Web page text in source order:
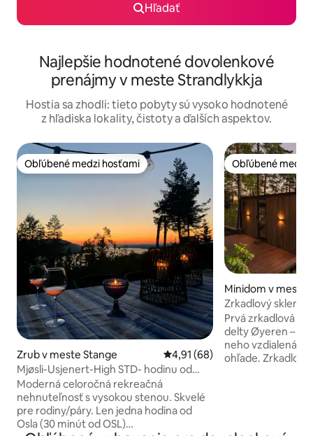
Hľadať
Najlepšie hodnotené dovolenkové
prenájmy v meste Strandlykkja
Hostia sa zhodli: tieto pobyty sú vysoko hodnotené
z hľadiska lokality, čistoty a ďalších aspektov.
Obľúbené medzi hosťami
Obľúbené medzi hosťami
Zrub v meste Stange Priemerné ohodnotenie 4,91
4,91 (68)
Mjøsli-Usjenert-High STD- hodinu od
Osla.
Moderná celoročná rekreačná
nehnuteľnosť s vysokou stenou. Skvelé
pre rodiny/páry. Len jedna hodina od
Osla (30 minút od OSL)
Obľúbené medzi
Obľúbené medzi
Minidom v meste
Zrkadlový
Prvá zrkadlová
delty Øyeren – 25
neho vzdialená v
ohľade.